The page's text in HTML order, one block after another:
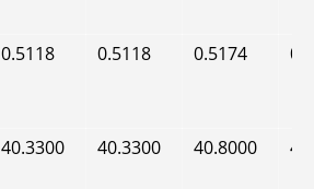
0.5118 0.5118 0.5174
40.3300 40.3300 40.8000